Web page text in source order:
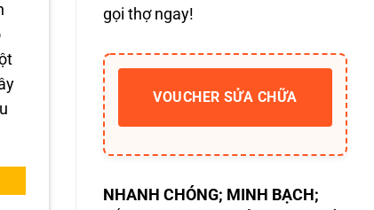
gọi thợ ngay!
VOUCHER SỬA CHỮA
NHANH CHÓNG; MINH BẠCH;